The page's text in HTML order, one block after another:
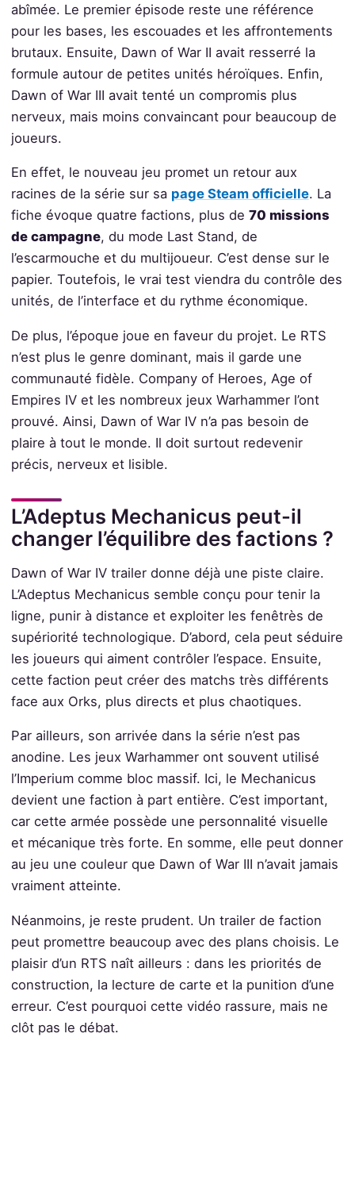
abîmée. Le premier épisode reste une référence
pour les bases, les escouades et les affrontements
brutaux. Ensuite, Dawn of War II avait resserré la
formule autour de petites unités héroïques. Enfin,
Dawn of War III avait tenté un compromis plus
nerveux, mais moins convaincant pour beaucoup de
joueurs.
En effet, le nouveau jeu promet un retour aux
racines de la série sur sa page Steam officielle. La
fiche évoque quatre factions, plus de 70 missions
de campagne, du mode Last Stand, de
l’escarmouche et du multijoueur. C’est dense sur le
papier. Toutefois, le vrai test viendra du contrôle des
unités, de l’interface et du rythme économique.
De plus, l’époque joue en faveur du projet. Le RTS
n’est plus le genre dominant, mais il garde une
communauté fidèle. Company of Heroes, Age of
Empires IV et les nombreux jeux Warhammer l’ont
prouvé. Ainsi, Dawn of War IV n’a pas besoin de
plaire à tout le monde. Il doit surtout redevenir
précis, nerveux et lisible.
L’Adeptus Mechanicus peut-il
changer l’équilibre des factions ?
Dawn of War IV trailer donne déjà une piste claire.
L’Adeptus Mechanicus semble conçu pour tenir la
ligne, punir à distance et exploiter les fenêtrès de
supériorité technologique. D’abord, cela peut séduire
les joueurs qui aiment contrôler l’espace. Ensuite,
cette faction peut créer des matchs très différents
face aux Orks, plus directs et plus chaotiques.
Par ailleurs, son arrivée dans la série n’est pas
anodine. Les jeux Warhammer ont souvent utilisé
l’Imperium comme bloc massif. Ici, le Mechanicus
devient une faction à part entière. C’est important,
car cette armée possède une personnalité visuelle
et mécanique très forte. En somme, elle peut donner
au jeu une couleur que Dawn of War III n’avait jamais
vraiment atteinte.
Néanmoins, je reste prudent. Un trailer de faction
peut promettre beaucoup avec des plans choisis. Le
plaisir d’un RTS naît ailleurs : dans les priorités de
construction, la lecture de carte et la punition d’une
erreur. C’est pourquoi cette vidéo rassure, mais ne
clôt pas le débat.